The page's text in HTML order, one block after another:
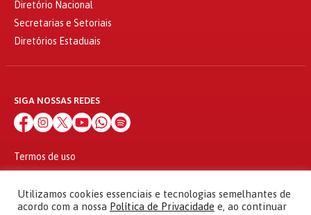
Diretório Nacional
Secretarias e Setoriais
Diretórios Estaduais
SIGA NOSSAS REDES
Termos de uso
© 2010 - 2026
Partido dos Trabalhadores Todos os direitos reservados
Utilizamos cookies essenciais e tecnologias semelhantes de
acordo com a nossa Política de Privacidade e, ao continuar